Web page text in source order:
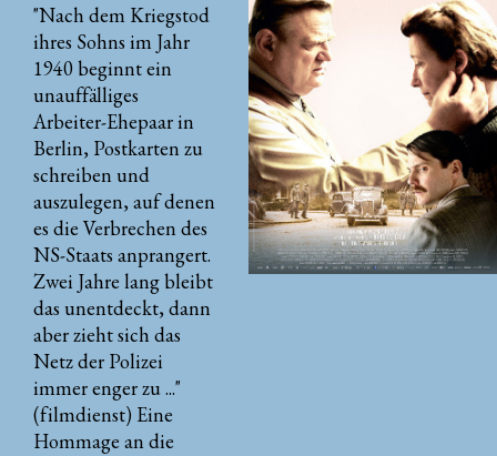
"Nach dem Kriegstod
ihres Sohns im Jahr
1940 beginnt ein
unauffälliges
Arbeiter-Ehepaar in
Berlin, Postkarten zu
schreiben und
auszulegen, auf denen
es die Verbrechen des
NS-Staats anprangert.
Zwei Jahre lang bleibt
das unentdeckt, dann
aber zieht sich das
Netz der Polizei
immer enger zu ..."
(filmdienst) Eine
Hommage an die